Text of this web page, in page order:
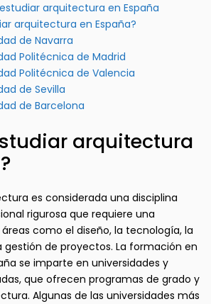
arquitectura en España
arquitectura en España?
de Navarra
Politécnica de Madrid
Politécnica de Valencia
de Sevilla
de Barcelona
arquitectura
es considerada una disciplina
rigurosa que requiere una
como el diseño, la tecnología, la
gestión de proyectos. La formación en
se imparte en universidades y
que ofrecen programas de grado y
Algunas de las universidades más